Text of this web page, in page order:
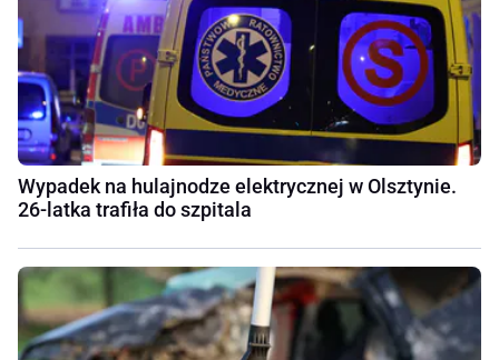
Wypadek na hulajnodze elektrycznej w Olsztynie.
26-latka trafiła do szpitala